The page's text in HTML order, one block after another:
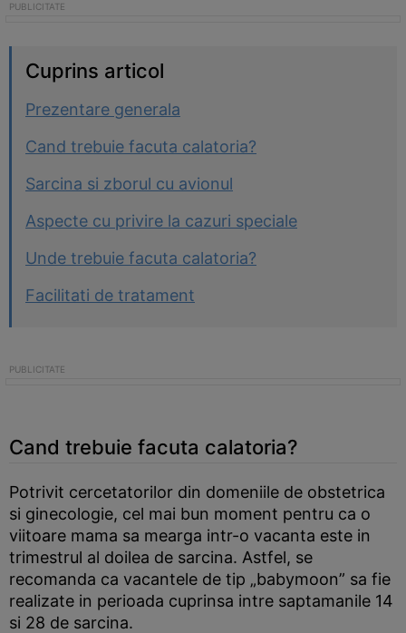
Cuprins articol
Prezentare generala
Cand trebuie facuta calatoria?
Sarcina si zborul cu avionul
Aspecte cu privire la cazuri speciale
Unde trebuie facuta calatoria?
Facilitati de tratament
Cand trebuie facuta calatoria?
Potrivit cercetatorilor din domeniile de obstetrica
si ginecologie, cel mai bun moment pentru ca o
viitoare mama sa mearga intr-o vacanta este in
trimestrul al doilea de sarcina. Astfel, se
recomanda ca vacantele de tip „babymoon” sa fie
realizate in perioada cuprinsa intre saptamanile 14
si 28 de sarcina.